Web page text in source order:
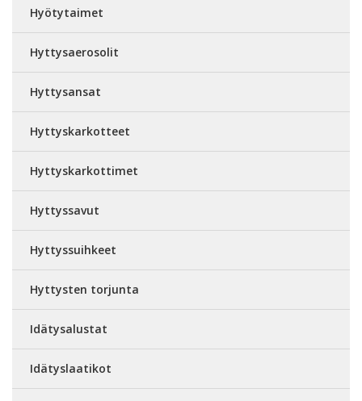
Hyötytaimet
Hyttysaerosolit
Hyttysansat
Hyttyskarkotteet
Hyttyskarkottimet
Hyttyssavut
Hyttyssuihkeet
Hyttysten torjunta
Idätysalustat
Idätyslaatikot